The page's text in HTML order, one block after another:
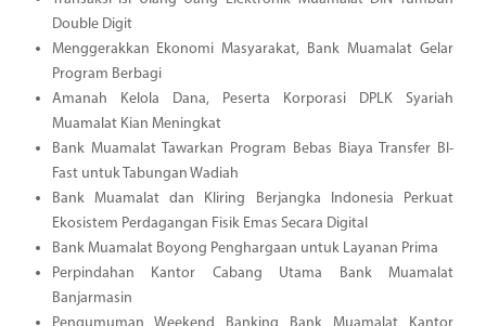
Double Digit
Menggerakkan Ekonomi Masyarakat, Bank Muamalat Gelar
Program Berbagi
Amanah Kelola Dana, Peserta Korporasi DPLK Syariah
Muamalat Kian Meningkat
Bank Muamalat Tawarkan Program Bebas Biaya Transfer BI-
Fast untuk Tabungan Wadiah
Bank Muamalat dan Kliring Berjangka Indonesia Perkuat
Ekosistem Perdagangan Fisik Emas Secara Digital
Bank Muamalat Boyong Penghargaan untuk Layanan Prima
Perpindahan Kantor Cabang Utama Bank Muamalat
Banjarmasin